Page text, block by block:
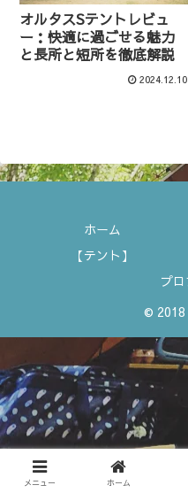
オルタスSテントレビュ
ー：快適に過ごせる魅力
と長所と短所を徹底解説
2024.12.10
ホーム
【テント】
プ
© 2018
メニュー ホーム